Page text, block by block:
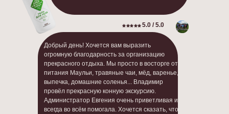
5.0 / 5.0
Добрый день! Хочется вам выразить
огромную благодарность за организацию
прекрасного отдыха. Мы просто в восторге от
питания Маульи, травяные чаи, мёд, варенье,
выпечка, домашние соленья... Владимир
провёл прекрасную конную экскурсию.
Администратор Евгения очень приветливая и
всегда во всём помогала. Хочется сказать, что